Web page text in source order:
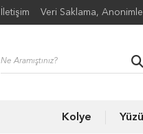
İletişim Veri Saklama,
Kolye